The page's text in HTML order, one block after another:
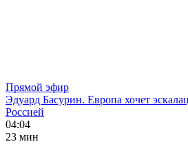
Прямой эфир
Эдуард Басурин. Европа хочет
Россией
04:04
23 мин